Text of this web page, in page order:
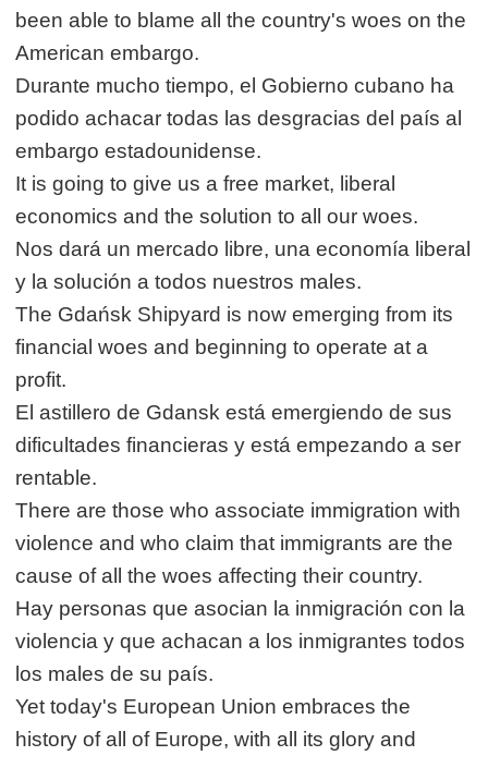
been able to blame all the country's woes on the
American embargo.
Durante mucho tiempo, el Gobierno cubano ha
podido achacar todas las desgracias del país al
embargo estadounidense.
It is going to give us a free market, liberal
economics and the solution to all our woes.
Nos dará un mercado libre, una economía liberal
y la solución a todos nuestros males.
The Gdańsk Shipyard is now emerging from its
financial woes and beginning to operate at a
profit.
El astillero de Gdansk está emergiendo de sus
dificultades financieras y está empezando a ser
rentable.
There are those who associate immigration with
violence and who claim that immigrants are the
cause of all the woes affecting their country.
Hay personas que asocian la inmigración con la
violencia y que achacan a los inmigrantes todos
los males de su país.
Yet today's European Union embraces the
history of all of Europe, with all its glory and